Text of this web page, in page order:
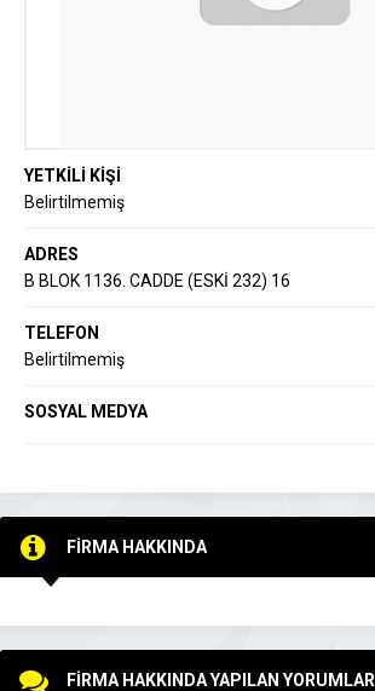
YETKİLİ KİŞİ
Belirtilmemiş
ADRES
B BLOK 1136. CADDE (ESKİ 232) 16
TELEFON
Belirtilmemiş
SOSYAL MEDYA
FİRMA HAKKINDA
FİRMA HAKKINDA YAPILAN YORUMLAR